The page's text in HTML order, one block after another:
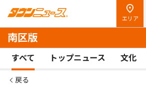
エリア
南区版
すべて トップニュース 文化
戻る